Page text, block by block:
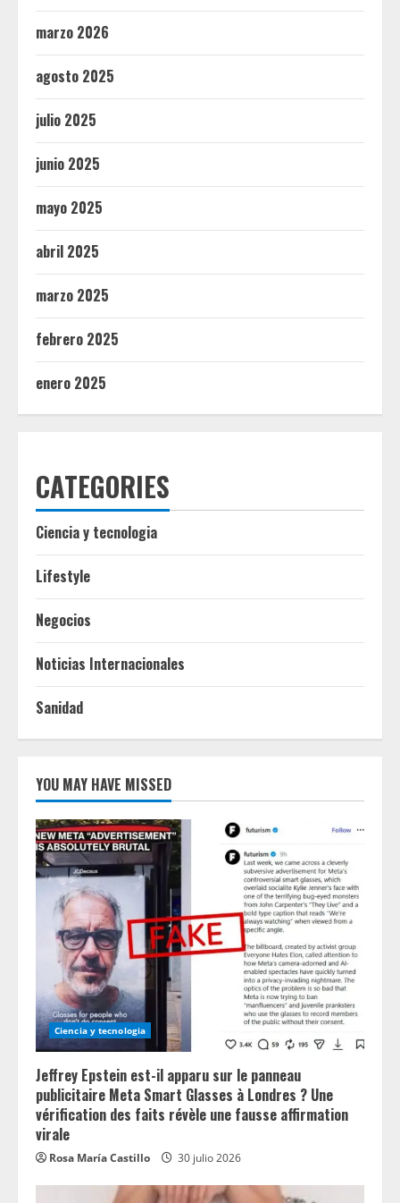
marzo 2026
agosto 2025
julio 2025
junio 2025
mayo 2025
abril 2025
marzo 2025
febrero 2025
enero 2025
CATEGORIES
Ciencia y tecnologia
Lifestyle
Negocios
Noticias Internacionales
Sanidad
YOU MAY HAVE MISSED
Ciencia y tecnologia
Jeffrey Epstein est-il apparu sur le panneau
publicitaire Meta Smart Glasses à Londres ? Une
vérification des faits révèle une fausse affirmation
virale
Rosa María Castillo 30 julio 2026